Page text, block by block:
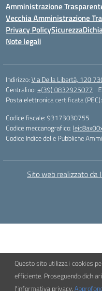
Amministrazione
Vecchia Amministrazione
Privacy PolicySicurezza
Note legali
Indirizzo:Via Della Libertà, 120
Centralino:+(39) 0832925077
Posta elettronica certificata (PEC):
Codice fiscale: 93173030755
Codice meccanografico:
Codice Indice delle Pubbliche
Sito web realizzato da
Questo sito utilizza i cookies
efficiente. Proseguendo
l'informativa privacy.